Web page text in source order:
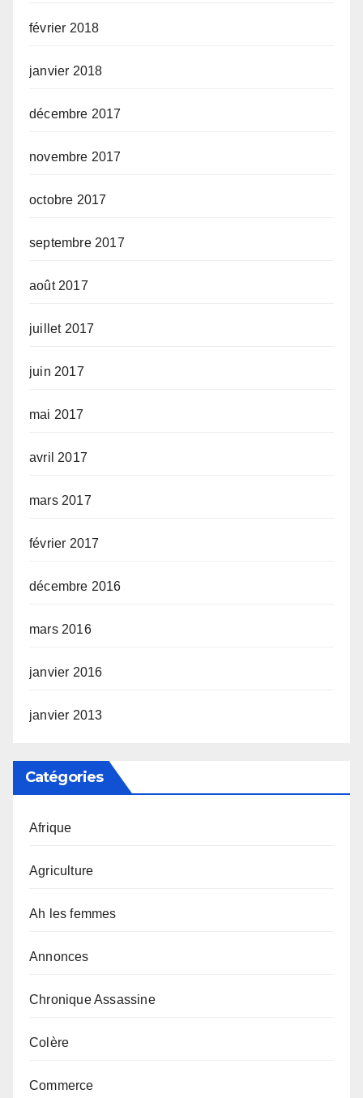
février 2018
janvier 2018
décembre 2017
novembre 2017
octobre 2017
septembre 2017
août 2017
juillet 2017
juin 2017
mai 2017
avril 2017
mars 2017
février 2017
décembre 2016
mars 2016
janvier 2016
janvier 2013
Catégories
Afrique
Agriculture
Ah les femmes
Annonces
Chronique Assassine
Colère
Commerce